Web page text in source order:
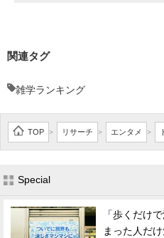
関連タグ
雑学ランキング
TOP > リサーチ > エンタメ >
Special
「歩くだけ
まった人だ